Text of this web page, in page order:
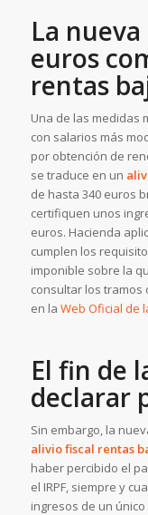
La
euros
rentas
Una de las medidas
con salarios más
por obtención de
se traduce en un
de hasta 340 euros
certifiquen unos
euros. Hacienda
cumplen los
imponible sobre la
consultar los tramos
en la Web Oficial de
El fin de
declarar
Sin embargo, la
alivio fiscal rentas
haber percibido el
el IRPF, siempre y
ingresos de un